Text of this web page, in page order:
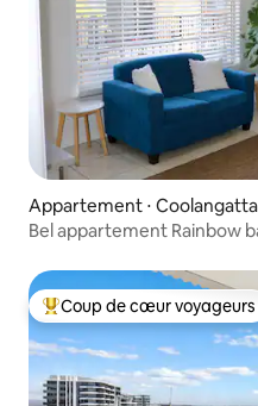
Appartement ⋅ Coolangatta
Bel appartement Rainbow
Coups de cœur voyageurs
Coup de cœur voyageurs